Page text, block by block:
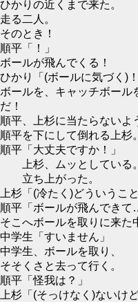
ひかりの近くまで来た。
走る二人。
そのとき！
順平「！」
ボールが飛んでくる！
ひかり「(ボールに気づく)！
ボールを、キャッチボール
だ！
順平、上杉に当たらないよ
順平を下にして倒れる上杉。
順平「大丈夫ですか！」
上杉、ムッとしている。
立ち上がった。
上杉「(冷たく)どういうこと
順平「ボールが飛んできて
そこへボールを取りに来た
中学生「すいません」
中学生、ボールを取り、
そそくさと去って行く。
順平「怪我は？」
上杉「(そっけなく)ないけど